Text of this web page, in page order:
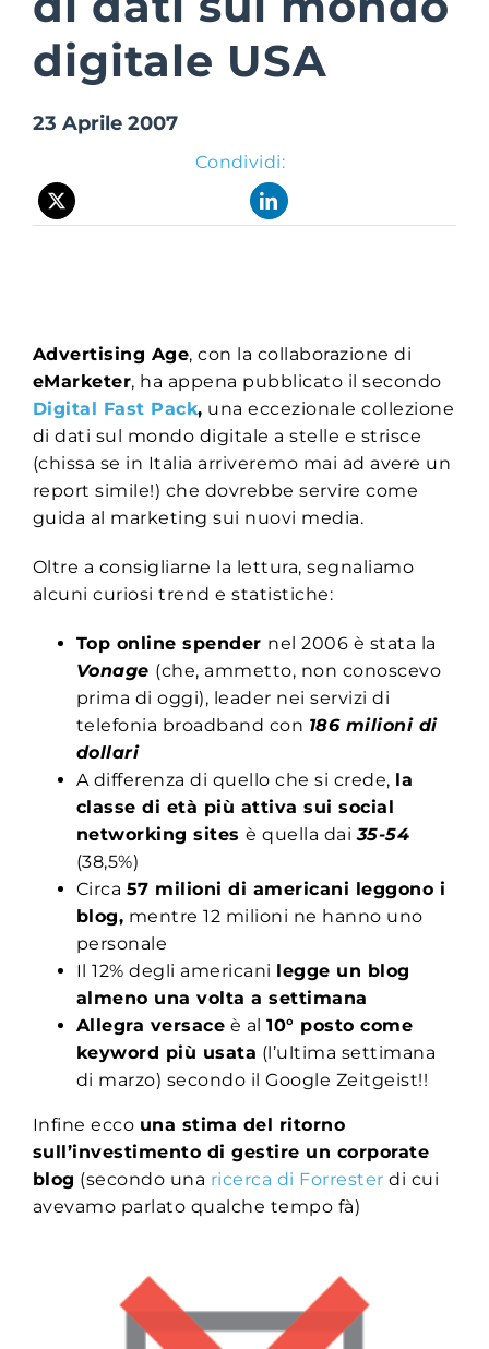
Suite Login
digitale USA
23 Aprile 2007
Condividi:
Advertising Age, con la collaborazione di
eMarketer, ha appena pubblicato il secondo
Digital Fast Pack, una eccezionale collezione
di dati sul mondo digitale a stelle e strisce
(chissa se in Italia arriveremo mai ad avere un
report simile!) che dovrebbe servire come
guida al marketing sui nuovi media.
Oltre a consigliarne la lettura, segnaliamo
alcuni curiosi trend e statistiche:
Top online spender nel 2006 è stata la
Vonage (che, ammetto, non conoscevo
prima di oggi), leader nei servizi di
telefonia broadband con 186 milioni di
dollari
A differenza di quello che si crede, la
classe di età più attiva sui social
networking sites è quella dai35-54
(38,5%)
Circa 57 milioni di americani leggono i
blog, mentre 12 milioni ne hanno uno
personale
Il 12% degli americani legge un blog
almeno una volta a settimana
Allegra versace è al10° posto come
keyword più usata (l’ultima settimana
di marzo) secondo il Google Zeitgeist!!
Infine ecco una stima del ritorno
sull’investimento di gestire un corporate
blog (secondo una ricerca di Forrester di cui
avevamo parlato qualche tempo fà)